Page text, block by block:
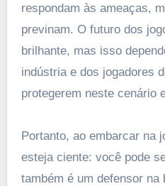
respondam às ameaças,
previnam. O futuro dos
brilhante, mas isso
indústria e dos jogadores
protegerem neste cenário
Portanto, ao embarcar na
esteja ciente: você pode
também é um defensor na